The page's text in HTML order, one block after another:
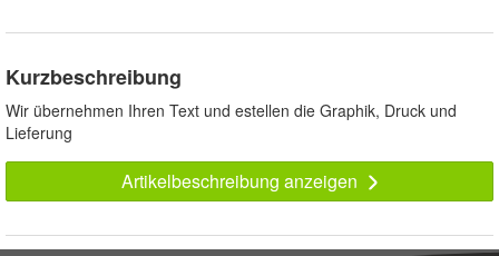
Kurzbeschreibung
Wir übernehmen Ihren Text und estellen die Graphik, Druck und
Lieferung
Artikelbeschreibung anzeigen